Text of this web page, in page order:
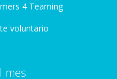
4 Teaming
voluntario
mes